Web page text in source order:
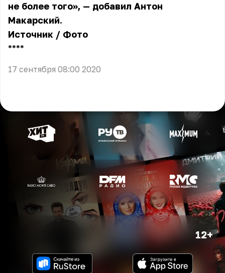
не более того», — добавил Антон
Макарский.
Источник / Фото
** **
17 сентября 08:00 2020
12+